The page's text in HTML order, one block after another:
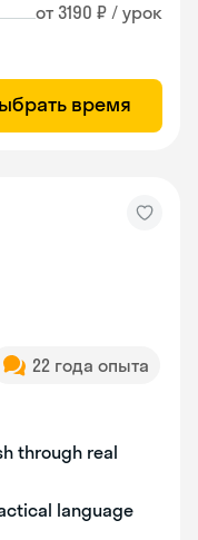
от 3190 ₽ / урок
время
22 года опыта
through real
language